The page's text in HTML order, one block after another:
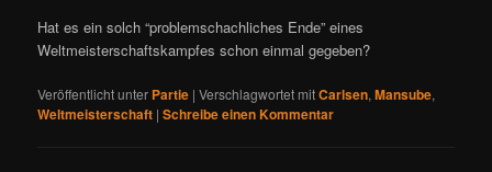
Hat es ein solch “problemschachliches Ende” eines
Weltmeisterschaftskampfes schon einmal gegeben?
Veröffentlicht unter Partie |Verschlagwortet mitCarlsen,Mansube,
Weltmeisterschaft |Schreibe einen Kommentar